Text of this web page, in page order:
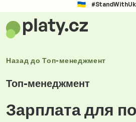
Назад доТоп-менеджмент
Топ-менеджмент
Зарплата для